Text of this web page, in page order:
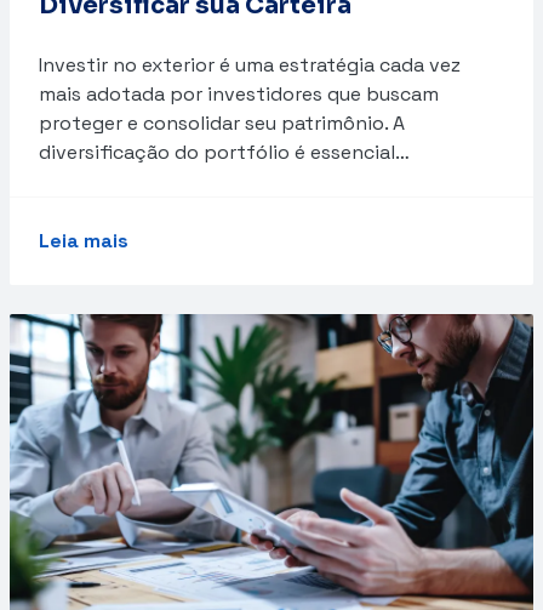
Investir no exterior é uma estratégia cada vez
mais adotada por investidores que buscam
proteger e consolidar seu patrimônio. A
diversificação do portfólio é essencial…
Leia mais